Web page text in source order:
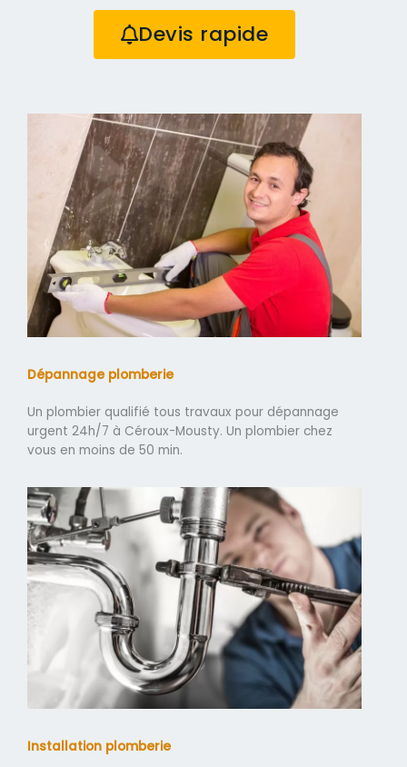
Devis rapide
Dépannage plomberie
Un plombier qualifié tous travaux pour dépannage
urgent 24h/7 à Céroux-Mousty. Un plombier chez
vous en moins de 50 min.
Installation plomberie